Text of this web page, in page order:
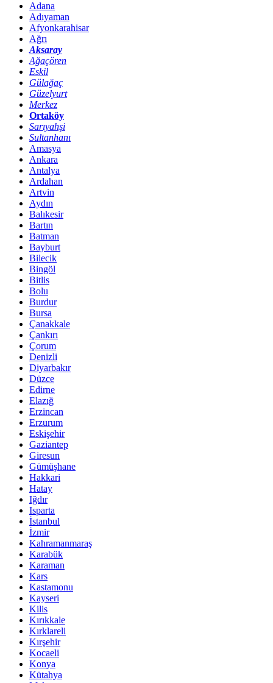
Adana
Adıyaman
Afyonkarahisar
Ağrı
Aksaray
Ağaçören
Eskil
Gülağaç
Güzelyurt
Merkez
Ortaköy
Sarıyahşi
Sultanhanı
Amasya
Ankara
Antalya
Ardahan
Artvin
Aydın
Balıkesir
Bartın
Batman
Bayburt
Bilecik
Bingöl
Bitlis
Bolu
Burdur
Bursa
Çanakkale
Çankırı
Çorum
Denizli
Diyarbakır
Düzce
Edirne
Elazığ
Erzincan
Erzurum
Eskişehir
Gaziantep
Giresun
Gümüşhane
Hakkari
Hatay
Iğdır
Isparta
İstanbul
İzmir
Kahramanmaraş
Karabük
Karaman
Kars
Kastamonu
Kayseri
Kilis
Kırıkkale
Kırklareli
Kırşehir
Kocaeli
Konya
Kütahya